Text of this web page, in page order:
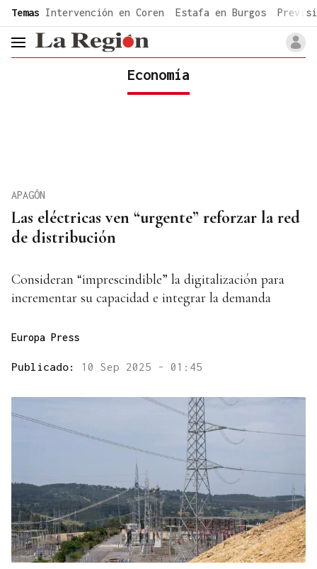
common.go-to-content
Temas Intervención en Coren Estafa en Burgos
header.menu.open
Economía
Las eléctricas ven “urgente” reforzar la red
de distribución
APAGÓN
Consideran “imprescindible” la digitalización para
incrementar su capacidad e integrar la demanda
Europa Press
Publicado: 10 Sep 2025 - 01:45